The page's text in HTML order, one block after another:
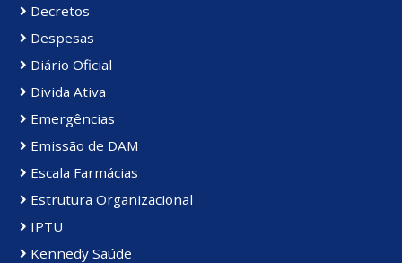
Decretos
Despesas
Diário Oficial
Divida Ativa
Emergências
Emissão de DAM
Escala Farmácias
Estrutura Organizacional
IPTU
Kennedy Saúde